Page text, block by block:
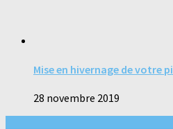
Mise en hivernage de votre
28 novembre 2019